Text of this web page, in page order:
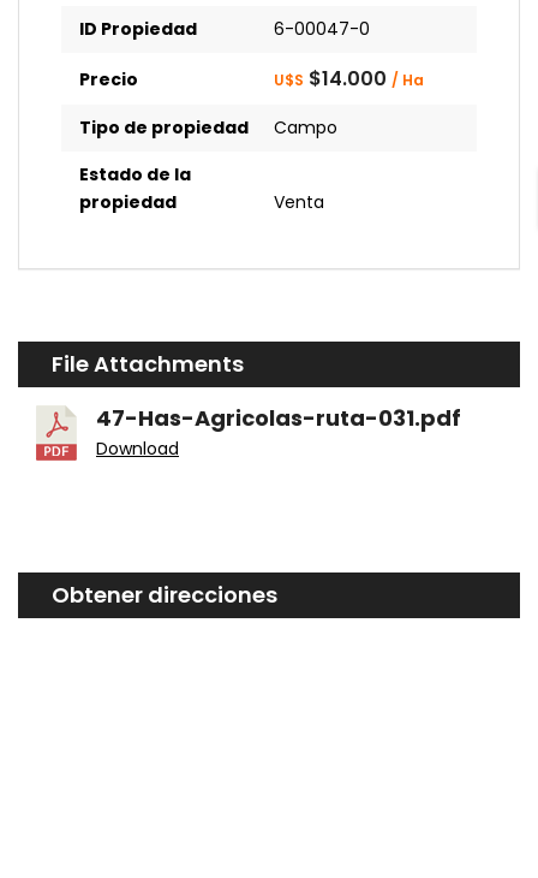
ID Propiedad 6-00047-0
Precio U$S $14.000 / Ha
Tipo de propiedad
Campo
Estado de la
propiedad
Venta
File Attachments
47-Has-Agricolas-ruta-031.pdf
Download
Obtener direcciones